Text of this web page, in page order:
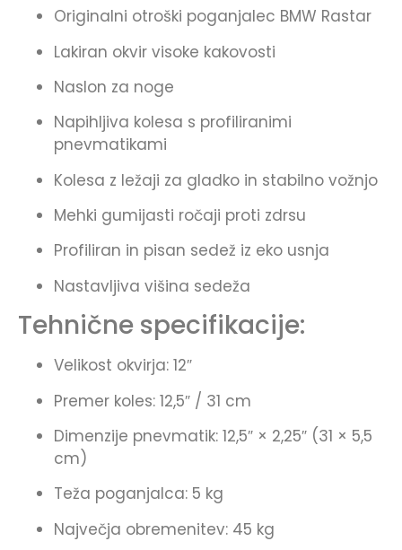
Originalni otroški poganjalec BMW Rastar
Lakiran okvir visoke kakovosti
Naslon za noge
Napihljiva kolesa s profiliranimi
pnevmatikami
Kolesa z ležaji za gladko in stabilno vožnjo
Mehki gumijasti ročaji proti zdrsu
Profiliran in pisan sedež iz eko usnja
Nastavljiva višina sedeža
Tehnične specifikacije:
Velikost okvirja: 12″
Premer koles: 12,5″ / 31 cm
Dimenzije pnevmatik: 12,5″ × 2,25″ (31 × 5,5
cm)
Teža poganjalca: 5 kg
Največja obremenitev: 45 kg